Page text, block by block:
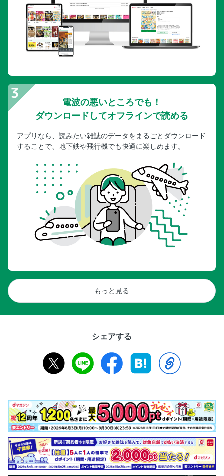
ハムチーズペッパー／のりしそチーズ
つくだ煮クリームチーズ／キムチチーズ
〈あつあつチーズうどん〉チーズおかかうどん
カルボナーラ風あえうどん／のりキムチーズうどん
パリパリチーズ羽根つき餃子
【チーズdeごちそうカタログ】 チーズ風味のステーキサラ
ダ
チキンソテーきのこチーズソース
豚こまのしそチーズとんカツ
なすのダブルチーズミートグラタン／なすグラタンのミート
パイ風
トマトチーズ肉じゃが
とろとろチーズ回鍋肉
〈番外編〉チーズとアボカドの豚肉ロールフライ
チーズin和風チキンロール
くるみのひと口チーズケーキ
電子版奥付
電波の悪いところでも！
ダウンロードしてオフラインで読める
アプリなら、読みたい雑誌のデータをまるごとダウンロード
することで、地下鉄や飛行機でも快適に楽しめます。
もっと見る
シェアする